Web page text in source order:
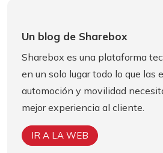
Un blog de Sharebox
Sharebox es una plataforma
en un solo lugar todo lo que las
automoción y movilidad
mejor experiencia al cliente.
IR A LA WEB